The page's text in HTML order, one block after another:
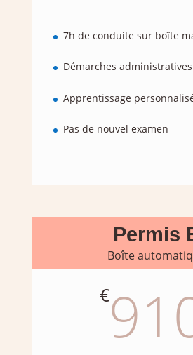
7h de conduite sur boîte
Démarches
Apprentissage
Pas de nouvel examen
Permis
Boîte
€